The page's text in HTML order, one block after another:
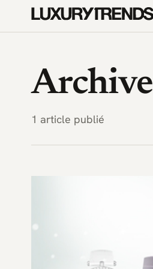
1 article publié